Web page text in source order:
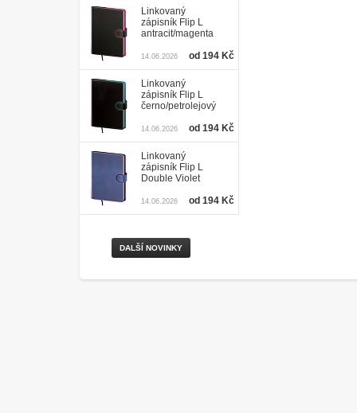
Linkovaný
zápisník Flip L
antracit/magenta
14.06.2026 od 194 Kč
Linkovaný
zápisník Flip L
černo/petrolejový
14.06.2026 od 194 Kč
Linkovaný
zápisník Flip L
Double Violet
14.06.2026 od 194 Kč
DALŠÍ NOVINKY